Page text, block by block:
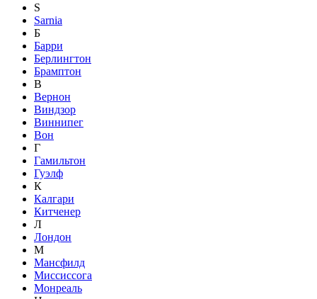
S
Sarnia
Б
Барри
Берлингтон
Брамптон
В
Вернон
Виндзор
Виннипег
Вон
Г
Гамильтон
Гуэлф
К
Калгари
Китченер
Л
Лондон
М
Мансфилд
Миссиссога
Монреаль